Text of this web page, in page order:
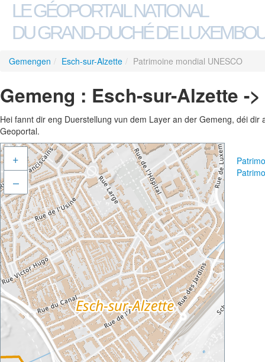
LE GÉOPORTAIL NATIONAL
DU GRAND-DUCHÉ DE
Gemengen / Esch-sur-Alzette / Patrimoine mondial UNESCO
Gemeng : Esch-sur-Alzette -
Hei fannt dir eng Duerstellung vun dem Layer an der Gemeng, déi
Geoportal.
+
–